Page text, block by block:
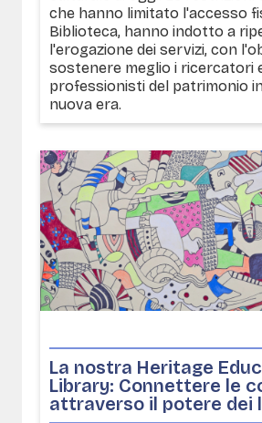
che hanno limitato l'accesso
Biblioteca, hanno indotto a
l'erogazione dei servizi, con
sostenere meglio i ricercatori
professionisti del patrimonio
nuova era.
La nostra Heritage
Library: Connettere le
attraverso il potere dei